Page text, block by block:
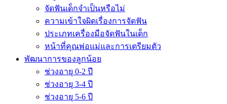
จัดฟันเด็กจำเป็นหรือไม่
ความเข้าใจผิดเรื่องการจัดฟัน
ประเภทเครื่องมือจัดฟันในเด็ก
หน้าที่คุณพ่อแม่และการเตรียมตัว
พัฒนาการของลูกน้อย
ช่วงอายุ 0-2 ปี
ช่วงอายุ 3-4 ปี
ช่วงอายุ 5-6 ปี